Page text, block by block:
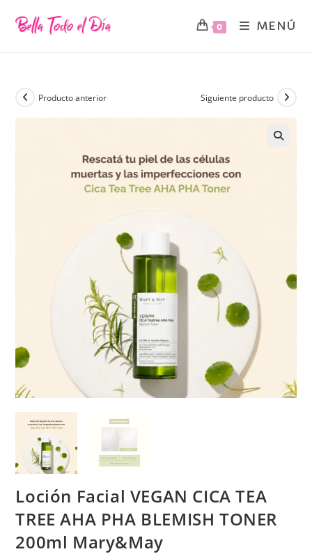
0 MENÚ
Producto anterior Siguiente producto
Loción Facial VEGAN CICA TEA
TREE AHA PHA BLEMISH TONER
200ml Mary&May